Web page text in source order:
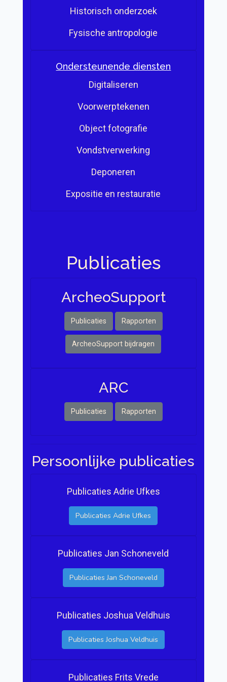
Historisch onderzoek
Fysische antropologie
Ondersteunende diensten
Digitaliseren
Voorwerptekenen
Object fotografie
Vondstverwerking
Deponeren
Expositie en restauratie
Publicaties
Archeo Support
Publicaties Rapporten
ArcheoSupport bijdragen
ARC
Publicaties Rapporten
Persoonlijke publicaties
Publicaties Adrie Ufkes
Publicaties Adrie Ufkes
Publicaties Jan Schoneveld
Publicaties Jan Schoneveld
Publicaties Joshua Veldhuis
Publicaties Joshua Veldhuis
Publicaties Frits Vrede